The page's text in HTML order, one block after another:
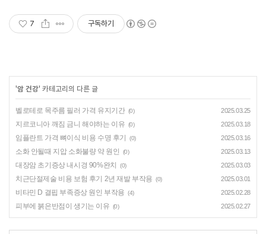
7 구독하기
'암 건강' 카테고리의 다른 글
벨로테로 목주름 필러 가격 유지기간 (0) 2025.03.25
지르코니아 깨짐 금니 해야하는 이유 (0) 2025.03.18
임플란트 가격 뼈이식 비용 수명 후기 (0) 2025.03.16
소화 안될때 지압 소화불량 약 원인 (0) 2025.03.13
대장암 초기증상 내시경 90%완치 (0) 2025.03.03
치근단절제술 비용 보험 후기 2년 재발 부작용 (0) 2025.03.01
비타민 D 결핍 부족증상 원인 부작용 (4) 2025.02.28
피부에 붉은반점이 생기는 이유 (0) 2025.02.27